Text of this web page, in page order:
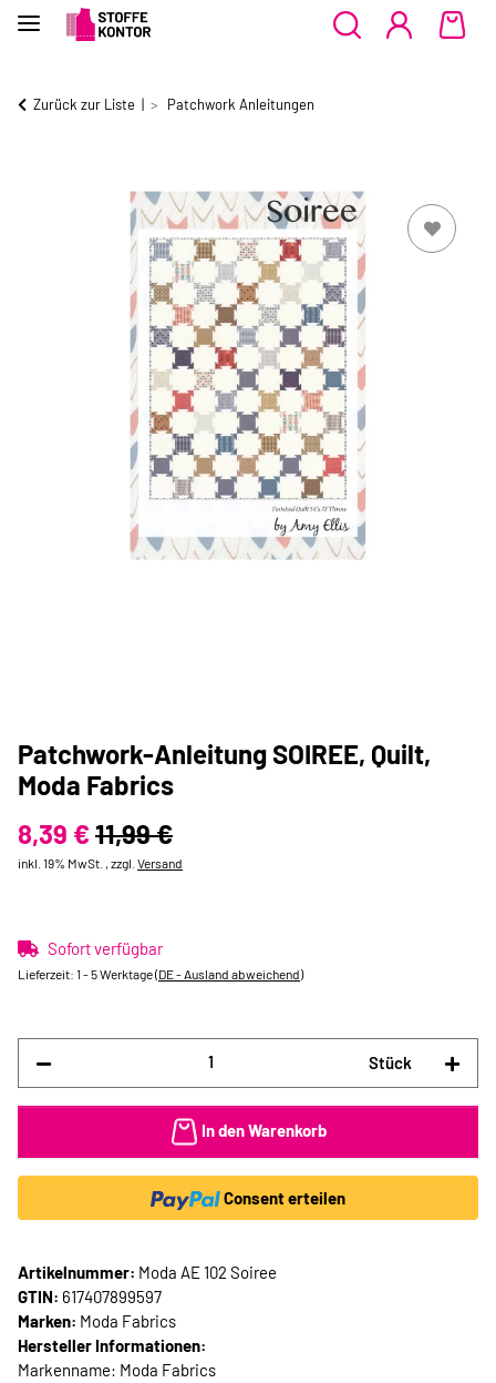
Zurück zur Liste Patchwork Anleitungen
Patchwork-Anleitung SOIREE, Quilt,
Moda Fabrics
8,39 € 11,99 €
inkl. 19% MwSt. , zzgl. Versand
Sofort verfügbar
Lieferzeit: 1 - 5 Werktage(DE - Ausland abweichend)
Stück
In den Warenkorb
Consent erteilen
Artikelnummer: Moda AE 102 Soiree
GTIN: 617407899597
Marken: Moda Fabrics
Hersteller Informationen:
Markenname: Moda Fabrics